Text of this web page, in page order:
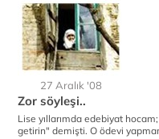
27 Aralık '08
Zor söyleşi..
Lise yıllarımda edebiyat
getirin" demişti. O ödevi